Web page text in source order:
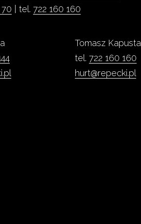
| tel. 722 160 160
Tomasz Kapusta
tel. 722 160 160
hurt@repecki.pl